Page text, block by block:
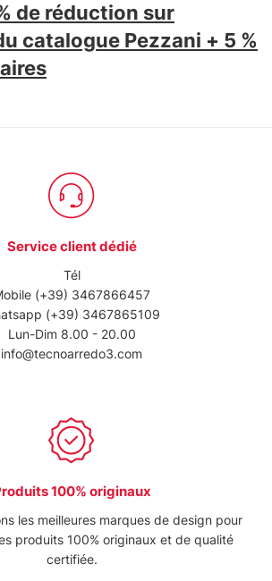
de réduction sur
catalogue Pezzani + 5 %
Service client dédié
Tél
(+39) 3467866457
(+39) 3467865109
Lun-Dim 8.00 - 20.00
info@tecnoarredo3.com
100% originaux
les meilleures marques de design pour
produits 100% originaux et de qualité
certifiée.